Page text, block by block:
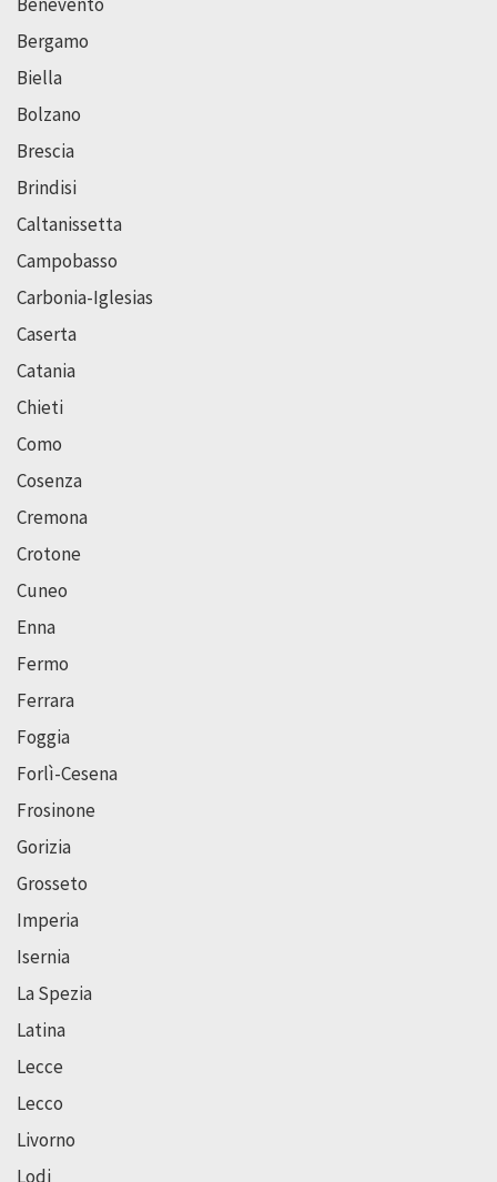
Bergamo
Biella
Bolzano
Brescia
Brindisi
Caltanissetta
Campobasso
Carbonia-Iglesias
Caserta
Catania
Chieti
Como
Cosenza
Cremona
Crotone
Cuneo
Enna
Fermo
Ferrara
Foggia
Forlì-Cesena
Frosinone
Gorizia
Grosseto
Imperia
Isernia
La Spezia
Latina
Lecce
Lecco
Livorno
Lodi